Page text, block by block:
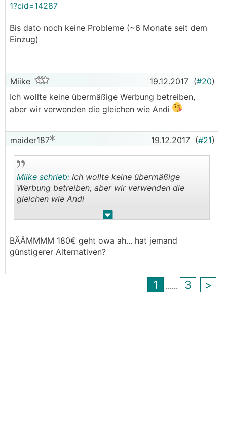
1?cid=14287
Bis dato noch keine Probleme (~6 Monate seit dem
Einzug)
Miike 19.12.2017 (#20)
Ich wollte keine übermäßige Werbung betreiben,
aber wir verwenden die gleichen wie Andi
maider187 19.12.2017 (#21)
. .
Miike schrieb: Ich wollte keine übermäßige
Werbung betreiben, aber wir verwenden die
gleichen wie Andi
BÄÄMMMM 180€ geht owa ah... hat jemand
günstigerer Alternativen?
1 ...... 3 >